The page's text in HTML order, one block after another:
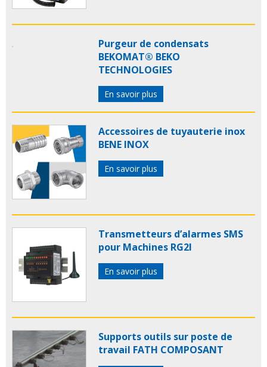
Purgeur de condensats
BEKOMAT® BEKO
TECHNOLOGIES
En savoir plus
Accessoires de tuyauterie inox
BENE INOX
En savoir plus
Transmetteurs d’alarmes SMS
pour Machines RG2I
En savoir plus
Supports outils sur poste de
travail FATH COMPOSANT